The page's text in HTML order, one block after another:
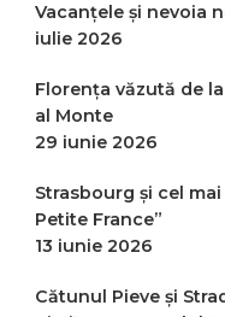
Vacanțele și nevoia
iulie 2026
Florența văzută de
al Monte
29 iunie 2026
Strasbourg și cel
Petite France”
13 iunie 2026
Cătunul Pieve și